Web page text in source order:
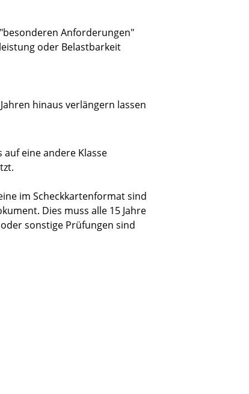
nderen Anforderungen"
oder Belastbarkeit
hren hinaus verlängern lassen
eine andere Klasse
im Scheckkartenformat sind
Dies muss alle 15 Jahre
sonstige Prüfungen sind